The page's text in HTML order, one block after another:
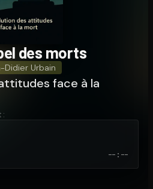
photo, pointe sur le code. C'est gratuit à
des morts
Didier Urbain
face à la
:
--:--